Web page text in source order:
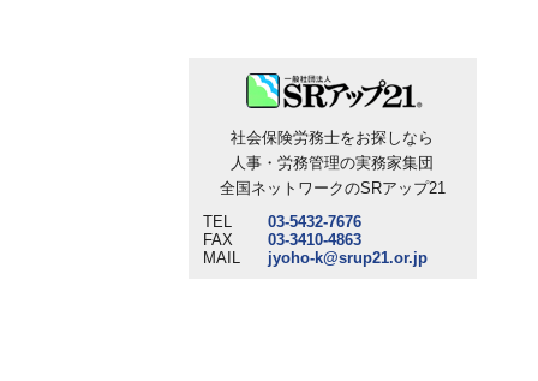
社会保険労務士をお探しなら
人事・労務管理の実務家集団
全国ネットワークのSRアップ21
TEL
03-5432-7676
FAX
03-3410-4863
MAIL
jyoho-k@srup21.or.jp